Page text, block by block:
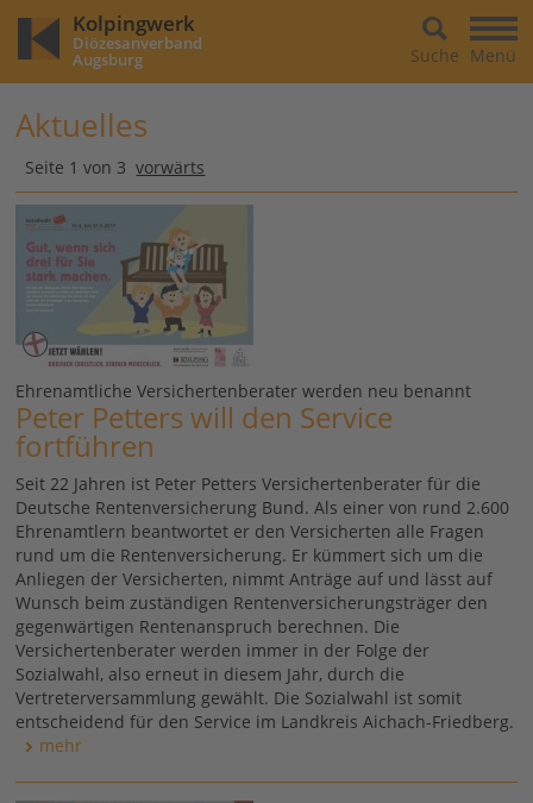
Kolpingwerk
Diözesanverband
Augsburg Menü
Suche
Aktuelles
Seite 1 von 3vorwärts
Ehrenamtliche Versichertenberater werden neu benannt
Peter Petters will den Service
fortführen
Seit 22 Jahren ist Peter Petters Versichertenberater für die
Deutsche Rentenversicherung Bund. Als einer von rund 2.600
Ehrenamtlern beantwortet er den Versicherten alle Fragen
rund um die Rentenversicherung. Er kümmert sich um die
Anliegen der Versicherten, nimmt Anträge auf und lässt auf
Wunsch beim zuständigen Rentenversicherungsträger den
gegenwärtigen Rentenanspruch berechnen. Die
Versichertenberater werden immer in der Folge der
Sozialwahl, also erneut in diesem Jahr, durch die
Vertreterversammlung gewählt. Die Sozialwahl ist somit
entscheidend für den Service im Landkreis Aichach-Friedberg.
mehr